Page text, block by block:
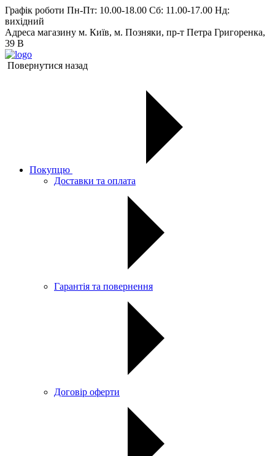
Графік роботи Пн-Пт: 10.00-18.00 Сб: 11.00-17.00 Нд:
вихiдний
Адреса магазину м. Київ, м. Позняки, пр-т Петра Григоренка,
39 В
Повернутися назад
Покупцю
Доставки та оплата
Гарантія та повернення
Договір оферти